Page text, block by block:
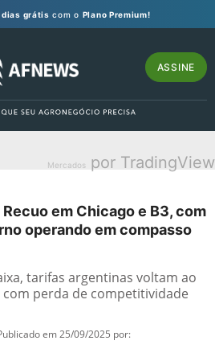
dias grátis com o Plano Premium!
ASSINE
Mercados por TradingView
Recuo em Chicago e B3, com
operando em compasso
tarifas argentinas voltam ao
perda de competitividade
em 25/09/2025 por: